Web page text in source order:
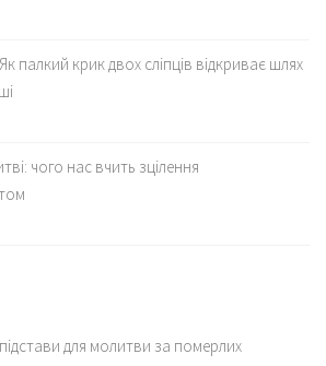
палкий крик двох сліпців відкриває шлях
чого нас вчить зцілення
підстави для молитви за померлих